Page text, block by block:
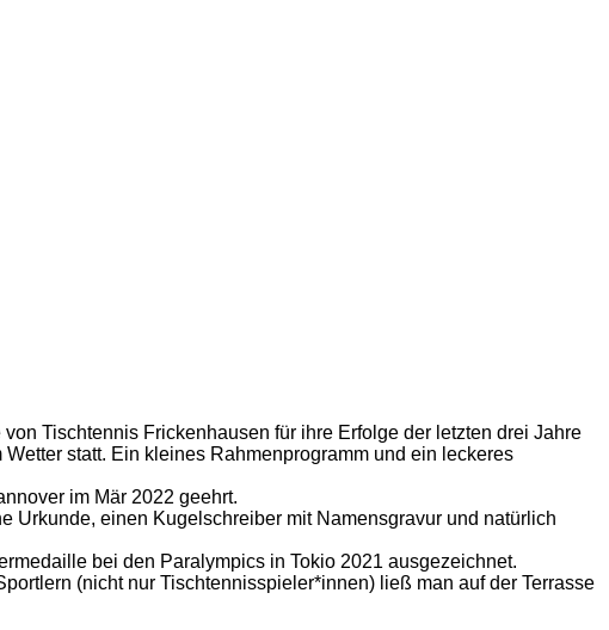
Tischtennis Frickenhausen für ihre Erfolge der letzten drei Jahre
statt. Ein kleines Rahmenprogramm und ein leckeres
im Mär 2022 geehrt.
Urkunde, einen Kugelschreiber mit Namensgravur und natürlich
bei den Paralympics in Tokio 2021 ausgezeichnet.
(nicht nur Tischtennisspieler*innen) ließ man auf der Terrasse